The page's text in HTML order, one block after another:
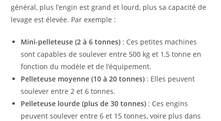
général, plus l’engin est grand et lourd, plus sa capacité de
levage est élevée. Par exemple :
Mini-pelleteuse (2 à 6 tonnes) : Ces petites machines
sont capables de soulever entre 500 kg et 1,5 tonne en
fonction du modèle et de l’équipement.
Pelleteuse moyenne (10 à 20 tonnes) : Elles peuvent
soulever entre 2 et 6 tonnes.
Pelleteuse lourde (plus de 30 tonnes) : Ces engins
peuvent soulever entre 6 et 15 tonnes, voire plus dans